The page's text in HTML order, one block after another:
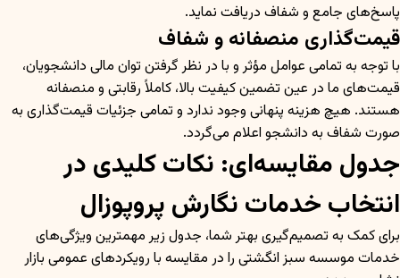
پاسخ‌های جامع و شفاف دریافت نماید.
قیمت‌گذاری منصفانه و شفاف
با توجه به تمامی عوامل مؤثر و با در نظر گرفتن توان مالی دانشجویان،
قیمت‌های ما در عین تضمین کیفیت بالا، کاملاً رقابتی و منصفانه
هستند. هیچ هزینه پنهانی وجود ندارد و تمامی جزئیات قیمت‌گذاری به
صورت شفاف به دانشجو اعلام می‌گردد.
جدول مقایسه‌ای: نکات کلیدی در
انتخاب خدمات نگارش پروپوزال
برای کمک به تصمیم‌گیری بهتر شما، جدول زیر مهمترین ویژگی‌های
خدمات موسسه سبز انگشتی را در مقایسه با رویکردهای عمومی بازار